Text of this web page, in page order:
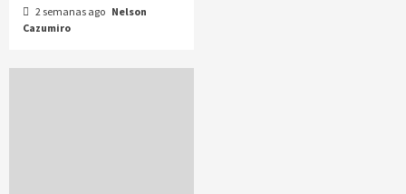
2 semanas ago Nelson
Cazumiro